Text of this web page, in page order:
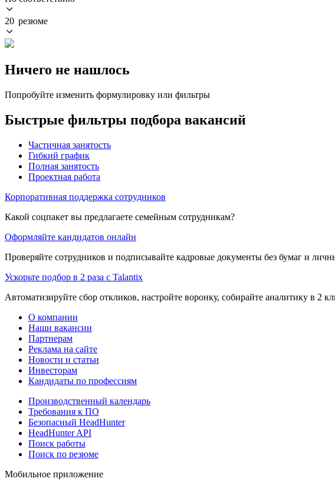
20 резюме
Ничего не нашлось
Попробуйте изменить формулировку или фильтры
Быстрые фильтры подбора вакансий
Частичная занятость
Гибкий график
Полная занятость
Проектная работа
Корпоративная поддержка сотрудников
Какой соцпакет вы предлагаете семейным сотрудникам?
Оформляйте кандидатов онлайн
Проверяйте сотрудников и подписывайте кадровые документы без бумаг и
Ускорьте подбор в 2 раза с Talantix
Автоматизируйте сбор откликов, настройте воронку, собирайте аналитику в 2
О компании
Наши вакансии
Партнерам
Реклама на сайте
Новости и статьи
Инвесторам
Кандидаты по профессиям
Производственный календарь
Требования к ПО
Безопасный HeadHunter
HeadHunter API
Поиск работы
Поиск по резюме
Мобильное приложение